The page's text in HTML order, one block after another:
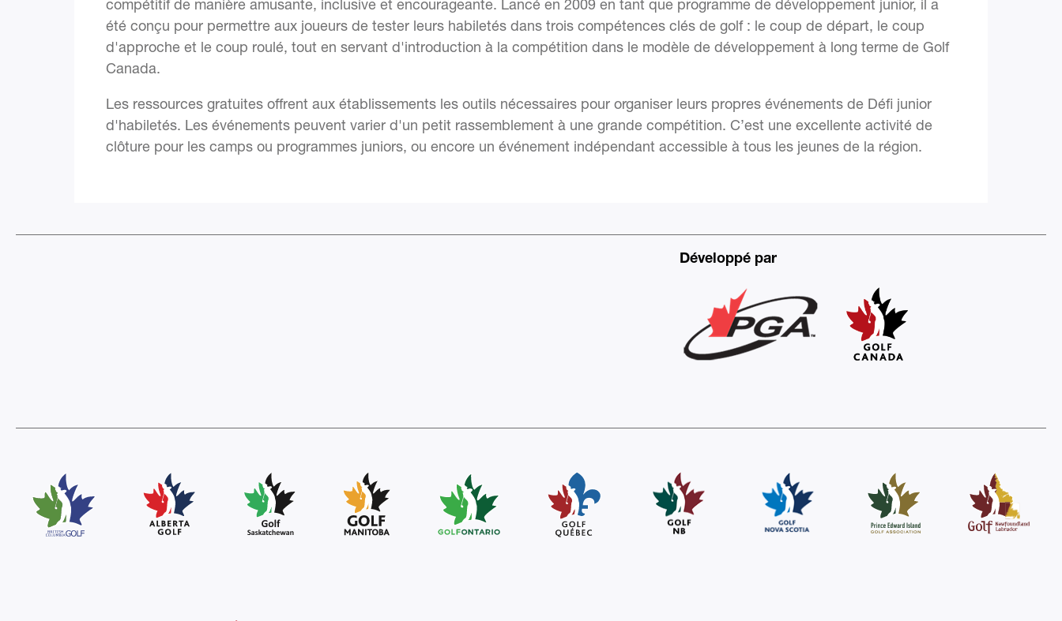
compétitif de manière amusante, inclusive et encourageante. Lancé en 2009 en tant que programme de développement junior, il a
été conçu pour permettre aux joueurs de tester leurs habiletés dans trois compétences clés de golf : le coup de départ, le coup
d'approche et le coup roulé, tout en servant d'introduction à la compétition dans le modèle de développement à long terme de Golf
Canada.
Les ressources gratuites offrent aux établissements les outils nécessaires pour organiser leurs propres événements de Défi junior
d'habiletés. Les événements peuvent varier d'un petit rassemblement à une grande compétition. C’est une excellente activité de
clôture pour les camps ou programmes juniors, ou encore un événement indépendant accessible à tous les jeunes de la région.
Développé par